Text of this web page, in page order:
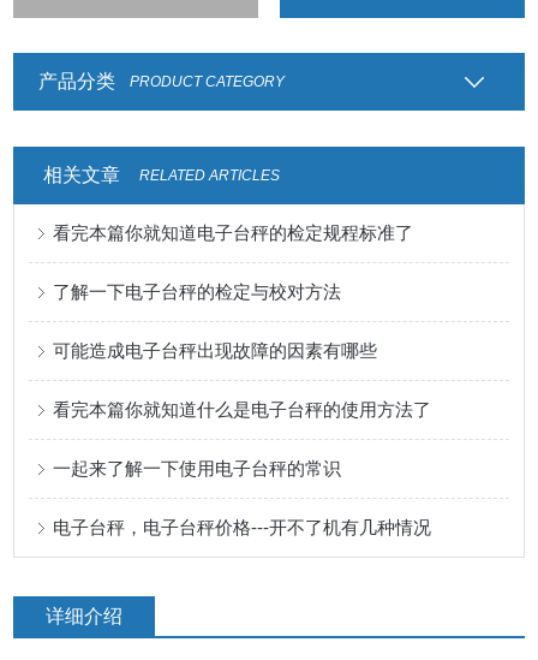
产品分类 PRODUCT CATEGORY
相关文章 RELATED ARTICLES
看完本篇你就知道电子台秤的检定规程标准了
了解一下电子台秤的检定与校对方法
可能造成电子台秤出现故障的因素有哪些
看完本篇你就知道什么是电子台秤的使用方法了
一起来了解一下使用电子台秤的常识
电子台秤，电子台秤价格---开不了机有几种情况
详细介绍